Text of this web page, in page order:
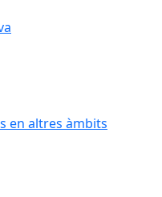
en altres àmbits